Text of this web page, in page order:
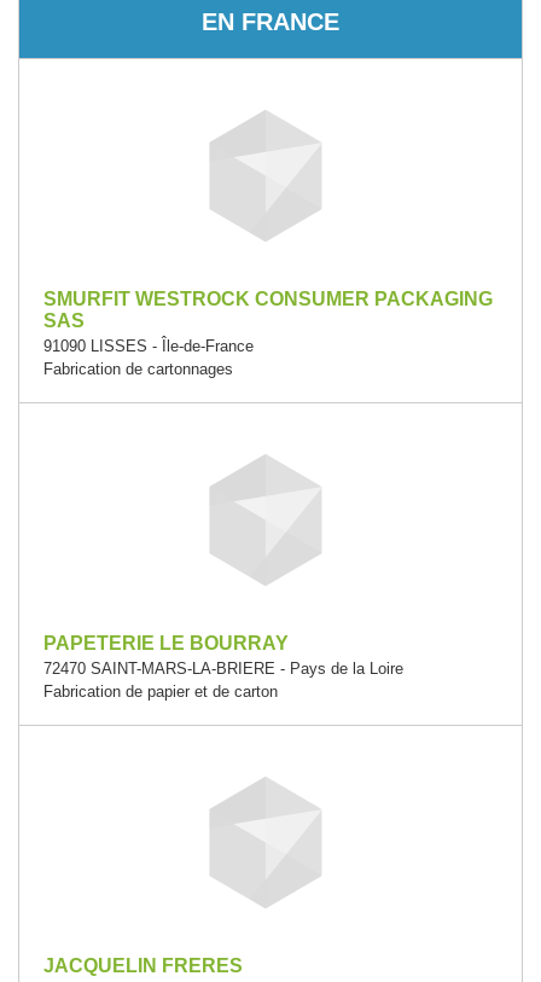
EN FRANCE
SMURFIT WESTROCK CONSUMER PACKAGING
SAS
91090 LISSES - Île-de-France
Fabrication de cartonnages
PAPETERIE LE BOURRAY
72470 SAINT-MARS-LA-BRIERE - Pays de la Loire
Fabrication de papier et de carton
JACQUELIN FRERES